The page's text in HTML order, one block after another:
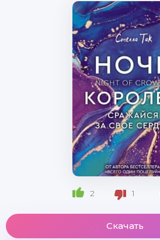
2 1
Скачать